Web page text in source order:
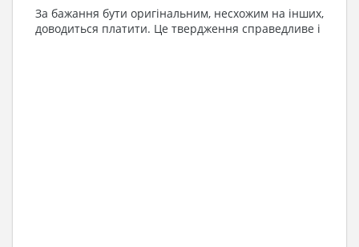
За бажання бути оригінальним, несхожим на інших,
доводиться платити. Це твердження справедливе і